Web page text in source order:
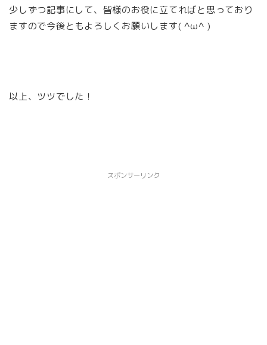
少しずつ記事にして、皆様のお役に立てればと思っており
ますので今後ともよろしくお願いします( ^ω^ )
以上、ツツでした！
スポンサーリンク